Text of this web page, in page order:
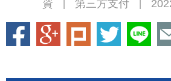
資 第三方支付